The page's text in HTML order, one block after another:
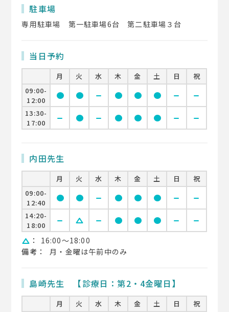
駐車場
専用駐車場 第一駐車場6台 第二駐車場３台
当日予約
月 火 水 木 金 土 日
祝
09:00-
12:00
circle circle remove circle circle circle remove remove
13:30-
17:00
remove circle remove circle circle circle remove remove
内田先生
月 火 水 木 金 土 日
祝
09:00-
12:40
circle circle remove circle circle circle remove remove
14:20-
18:00
remove change_history remove circle circle circle remove
remove
change_history ：
16:00〜18:00
備考：
月・金曜は午前中のみ
島崎先生 【診療日：第2・4金曜日】
月 火 水 木 金 土 日
祝